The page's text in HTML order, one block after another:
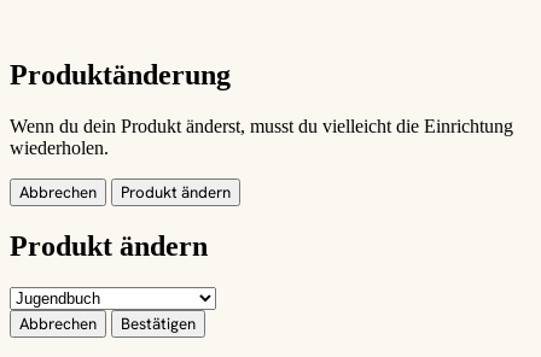
Produktänderung
Wenn du dein Produkt änderst, musst du vielleicht die Einrichtung
wiederholen.
Abbrechen Produkt ändern
Produkt ändern
Abbrechen Bestätigen